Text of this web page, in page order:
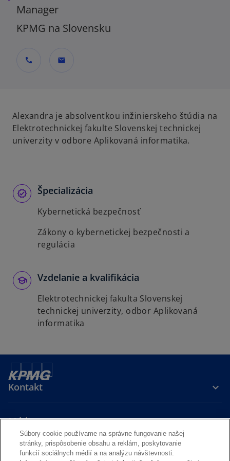
Manager
KPMG na Slovensku
call mail
Alexandra je absolventkou inžinierskeho štúdia na
Elektrotechnickej fakulte Slovenskej technickej
univerzity v odbore Aplikovaná informatika.
Špecializácia
Kybernetická bezpečnosť
Zákony o kybernetickej bezpečnosti a
regulácia
Vzdelanie a kvalifikácia
Elektrotechnickej fakulta Slovenskej
technickej univerzity, odbor Aplikovaná
informatika
Kontakt
Média
Kariéra
Súbory cookie používame na správne fungovanie našej
stránky, prispôsobenie obsahu a reklám, poskytovanie
funkcií sociálnych médií a na analýzu návštevnosti.